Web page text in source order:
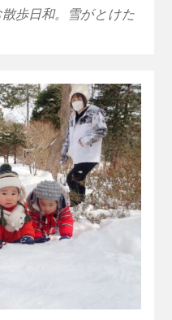
歩日和。雪がとけた